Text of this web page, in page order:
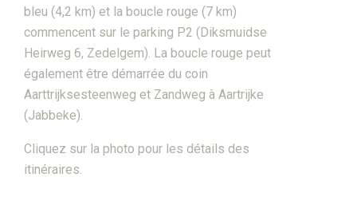
FR
bleu (4,2 km) et la boucle rouge (7 km)
commencent sur le parking P2 (Diksmuidse
Heirweg 6, Zedelgem). La boucle rouge peut
également être démarrée du coin
Aarttrijksesteenweg et Zandweg à Aartrijke
(Jabbeke).
Cliquez sur la photo pour les détails des
itinéraires.